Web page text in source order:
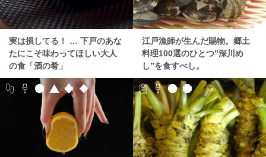
実は損してる！ … 下戸のあな
たにこそ味わってほしい大人
の食「酒の肴」
江戸漁師が生んだ賜物。郷土
料理100選のひとつ”深川め
し”を食すべし。